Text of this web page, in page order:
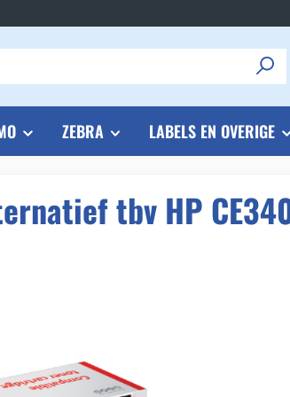
ZEBRA LABELS EN OVERIGE
tbv HP